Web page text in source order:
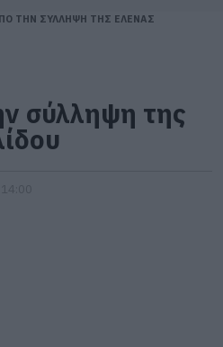
ΤΗΝ ΣΥΛΛΗΨΗ ΤΗΣ ΕΛΕΝΑΣ
σύλληψη της